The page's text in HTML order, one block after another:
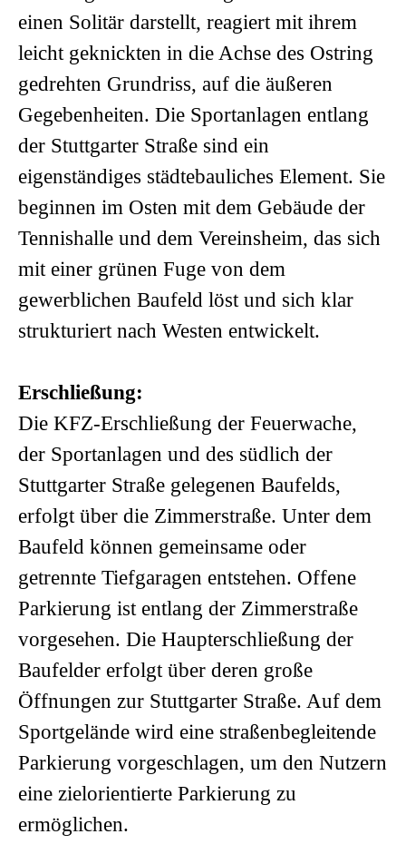
einen Solitär darstellt, reagiert mit ihrem
leicht geknickten in die Achse des Ostring
gedrehten Grundriss, auf die äußeren
Gegebenheiten. Die Sportanlagen entlang
der Stuttgarter Straße sind ein
eigenständiges städtebauliches Element. Sie
beginnen im Osten mit dem Gebäude der
Tennishalle und dem Vereinsheim, das sich
mit einer grünen Fuge von dem
gewerblichen Baufeld löst und sich klar
strukturiert nach Westen entwickelt.
Erschließung:
Die KFZ-Erschließung der Feuerwache,
der Sportanlagen und des südlich der
Stuttgarter Straße gelegenen Baufelds,
erfolgt über die Zimmerstraße. Unter dem
Baufeld können gemeinsame oder
getrennte Tiefgaragen entstehen. Offene
Parkierung ist entlang der Zimmerstraße
vorgesehen. Die Haupterschließung der
Baufelder erfolgt über deren große
Öffnungen zur Stuttgarter Straße. Auf dem
Sportgelände wird eine straßenbegleitende
Parkierung vorgeschlagen, um den Nutzern
eine zielorientierte Parkierung zu
ermöglichen.